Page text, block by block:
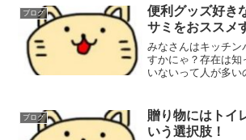
ながらって人も多い
ヒー飲んでたらアイ
ブログ
便利グッズ好き
サミをおススメ
みなさんはキッチン
すかにゃ？存在は知
いないって人が多い
紹介していくにゃ
キッチンバサミを例
ブログ
贈り物にはトイ
いう選択肢！